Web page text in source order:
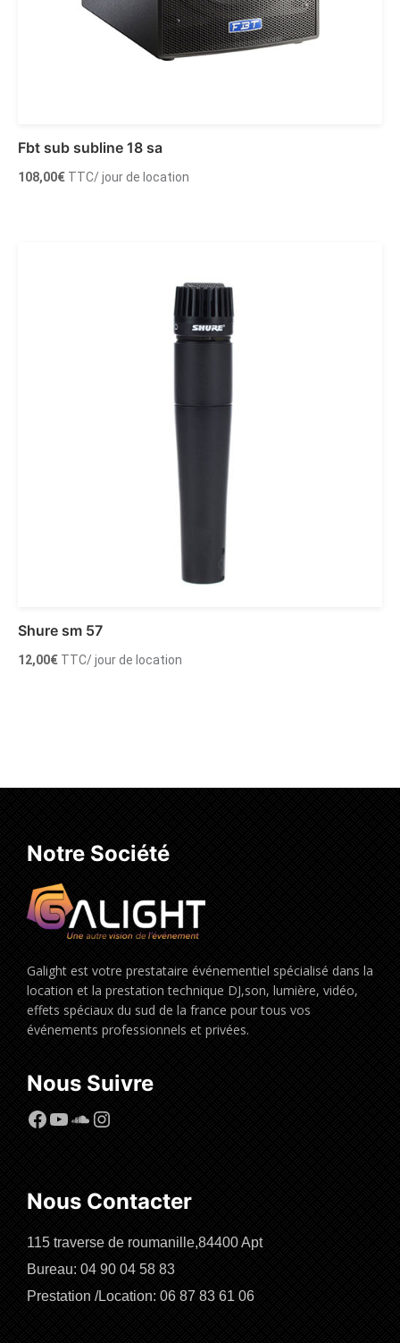
Fbt sub subline 18 sa
108,00€ TTC/ jour de location
Shure sm 57
12,00€ TTC/ jour de location
Notre Société
Galight est votre prestataire événementiel spécialisé dans la
location et la prestation technique DJ,son, lumière, vidéo,
effets spéciaux du sud de la france pour tous vos
événements professionnels et privées.
Nous Suivre
Facebook
YouTube
SoundCloud
Instagram
Nous Contacter
115 traverse de roumanille,84400 Apt
Bureau: 04 90 04 58 83
Prestation /Location: 06 87 83 61 06